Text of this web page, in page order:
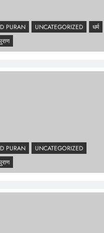
PURAN UNCATEGORIZED
धर्म
PURAN
UNCATEGORIZED